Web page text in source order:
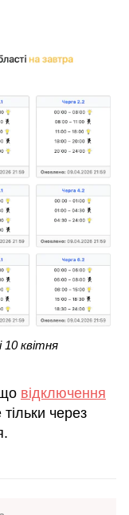
10 квітня
відключення
тільки через